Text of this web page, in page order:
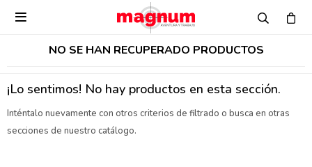

NO SE HAN RECUPERADO PRODUCTOS
¡Lo sentimos! No hay productos en esta sección.
Inténtalo nuevamente con otros criterios de filtrado o busca en otras
secciones de nuestro catálogo.